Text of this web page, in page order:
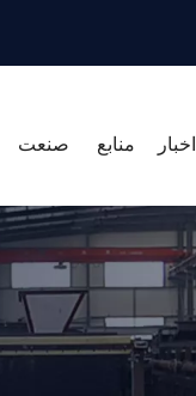
اخبار منابع صنعت